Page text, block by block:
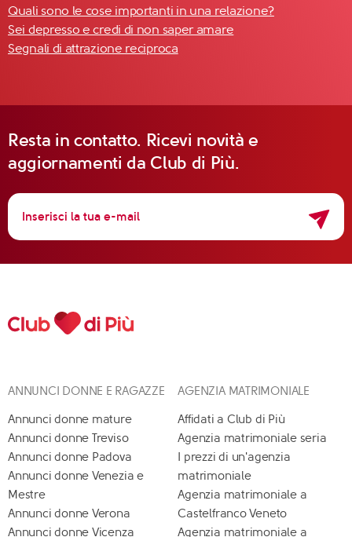
Quali sono le cose importanti in una relazione?
Sei depresso e credi di non saper amare
Segnali di attrazione reciproca
Resta in contatto. Ricevi novità e
aggiornamenti da Club di Più.
ANNUNCI DONNE E RAGAZZE
Annunci donne mature
Annunci donne Treviso
Annunci donne Padova
Annunci donne Venezia e
Mestre
Annunci donne Verona
Annunci donne Vicenza
AGENZIA MATRIMONIALE
Affidati a Club di Più
Agenzia matrimoniale seria
I prezzi di un'agenzia
matrimoniale
Agenzia matrimoniale a
Castelfranco Veneto
Agenzia matrimoniale a